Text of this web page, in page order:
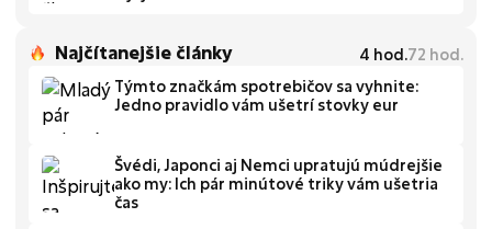
Najčítanejšie články 4 hod.72 hod.
Týmto značkám spotrebičov sa vyhnite:
Jedno pravidlo vám ušetrí stovky eur
Švédi, Japonci aj Nemci upratujú múdrejšie
ako my: Ich pár minútové triky vám ušetria
čas